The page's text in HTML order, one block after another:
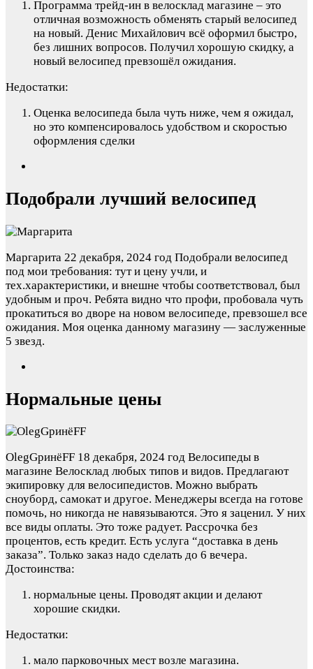
Программа трейд-ин в велосклад магазине – это
отличная возможность обменять старый велосипед
на новый. Денис Михайлович всё оформил быстро,
без лишних вопросов. Получил хорошую скидку, а
новый велосипед превзошёл ожидания.
Недостатки:
Оценка велосипеда была чуть ниже, чем я ожидал,
но это компенсировалось удобством и скоростью
оформления сделки
Подобрали лучший велосипед
Маргарита 22 декабря, 2024 год Подобрали велосипед
под мои требования: тут и цену учли, и
тех.характеристики, и внешне чтобы соответствовал, был
удобным и проч. Ребята видно что профи, пробовала чуть
прокатиться во дворе на новом велосипеде, превзошел все
ожидания. Моя оценка данному магазину — заслуженные
5 звезд.
Нормальные цены
OlegGринёFF 18 декабря, 2024 год Велосипеды в
магазине Велосклад любых типов и видов. Предлагают
экипировку для велосипедистов. Можно выбрать
сноуборд, самокат и другое. Менеджеры всегда на готове
помочь, но никогда не навязываются. Это я заценил. У них
все виды оплаты. Это тоже радует. Рассрочка без
процентов, есть кредит. Есть услуга “доставка в день
заказа”. Только заказ надо сделать до 6 вечера.
Достоинства:
нормальные цены. Проводят акции и делают
хорошие скидки.
Недостатки:
мало парковочных мест возле магазина.